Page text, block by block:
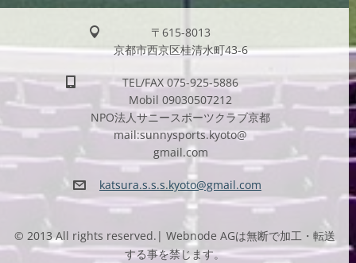
〒615-8013
京都市西京区桂清水町43-6
TEL/FAX 075-925-5886
Mobil 09030507212
NPO法人サニースポーツクラブ京都
mail:sunnysports.kyoto@
gmail.com
katsura.s.s.s.kyoto@gmail.com
© 2013 All rights reserved.| Webnode AGは無断で加工・転送
する事を禁じます。